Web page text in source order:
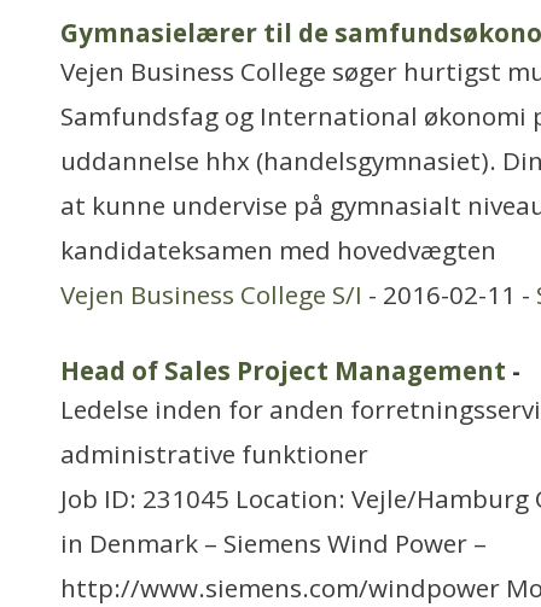
Gymnasielærer til de
Vejen Business College søger hurtigst
Samfundsfag og International økonomi
uddannelse hhx (handelsgymnasiet).
at kunne undervise på gymnasialt
kandidateksamen med hovedvægten
Vejen Business College S/I - 2016-02-11 -
Head of Sales Project Management -
Ledelse inden for anden
administrative funktioner
Job ID: 231045 Location: Vejle/
in Denmark – Siemens Wind Power –
http://www.siemens.com/windpower